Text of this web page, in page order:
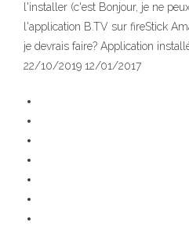
l'installer (c'est Bonjour, je ne
l'application B.TV sur fireStick
je devrais faire? Application
22/10/2019 12/01/2017